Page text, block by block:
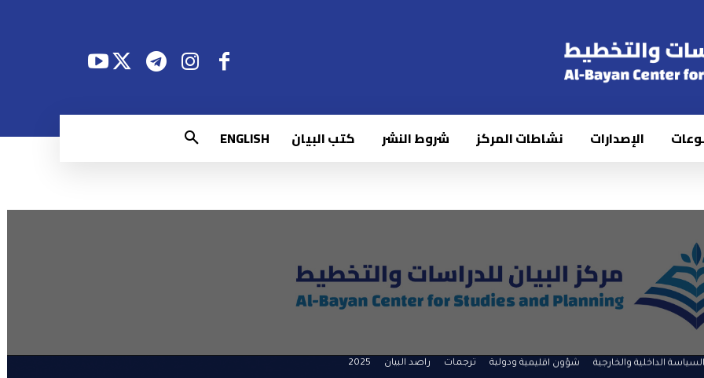
الإصدارات نشاطات المركز شروط النشر كتب البيان ENGLISH
السياسة الداخلية والخارجية شؤون اقليمية ودولية ترجمات راصد البيان 2025